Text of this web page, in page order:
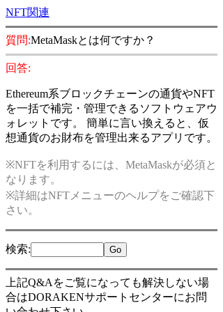
NFT関連
質問:MetaMaskとは何ですか？
回答:
Ethereum系ブロックチェーンの通貨やNFT
を一括で補完・管理できるソフトウェアウ
ォレットです。 簡単に言い換えると、仮
想通貨のお財布を管理出来るアプリです。
※NFTを利用するには、MetaMaskが必須と
なります。
※詳細はNFTメニューのヘルプをご確認下
さい。
検索:
上記Q&Aをご覧になっても解決しない場
合はDORAKENサポートセンターにお問